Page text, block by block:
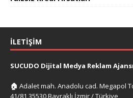
İLETIŞIM
SUCUDO Dijital Medya Reklam
🏠 Adalet mah. Anadolu cad. Megapol
41/81 35530 Bayraklı İzmir / Türkiye